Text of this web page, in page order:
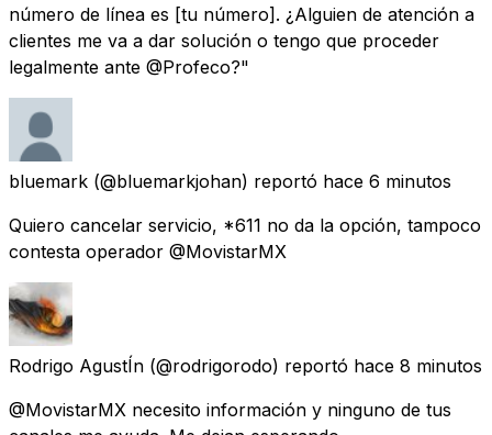
número de línea es [tu número]. ¿Alguien de atención a
clientes me va a dar solución o tengo que proceder
legalmente ante @Profeco?"
bluemark (@bluemarkjohan) reportó hace 6 minutos
Quiero cancelar servicio, *611 no da la opción, tampoco
contesta operador @MovistarMX
Rodrigo AgustÍn (@rodrigorodo) reportó hace 8 minutos
@MovistarMX necesito información y ninguno de tus